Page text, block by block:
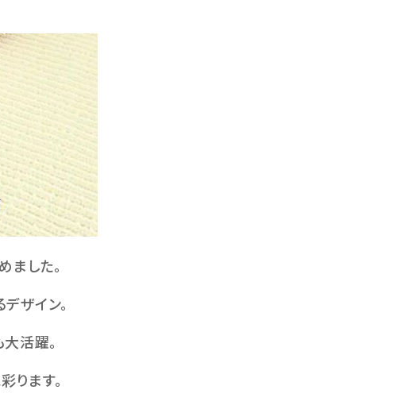
ました。
ザイン。
活躍。
ます。